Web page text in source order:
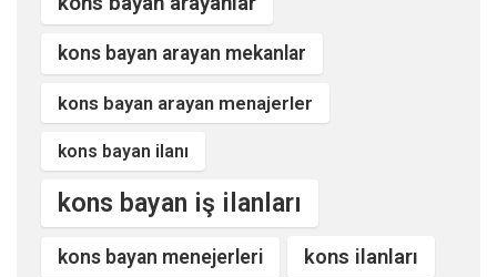
kons bayan arayan mekanlar
kons bayan arayan menajerler
kons bayan ilanı
kons bayan iş ilanları
kons bayan menejerleri kons ilanları